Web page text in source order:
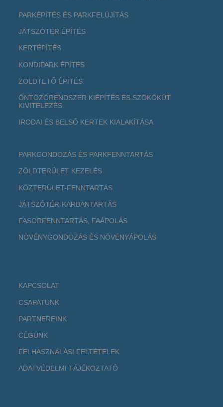
PARKÉPÍTÉS ÉS PARKFELÚJÍTÁS
JÁTSZÓTÉR ÉPÍTÉS
KERTÉPÍTÉS
KONDIPARK ÉPÍTÉS
ZÖLDTETŐ ÉPÍTÉS
ÖNTÖZŐRENDSZER KIÉPÍTÉS ÉS SZÖKŐKÚT
KIVITELEZÉS
IRODAI ÉS BELSŐ KERTEK KIALAKÍTÁSA
PARKGONDOZÁS ÉS PARKFENNTARTÁS
ZÖLDTERÜLET KEZELÉS
KÖZTERÜLET-FENNTARTÁS
JÁTSZÓTÉR-KARBANTARTÁS
FASORFENNTARTÁS, FAÁPOLÁS
NÖVÉNYGONDOZÁS ÉS NÖVÉNYÁPOLÁS
KAPCSOLAT
CSAPATUNK
PARTNEREINK
CÉGÜNK
FELHASZNÁLÁSI FELTÉTELEK
ADATVÉDELMI TÁJÉKOZTATÓ